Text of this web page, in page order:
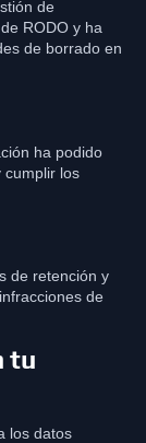
de
RODO y ha
de borrado en
ha podido
cumplir los
de retención y
de
tu
los datos